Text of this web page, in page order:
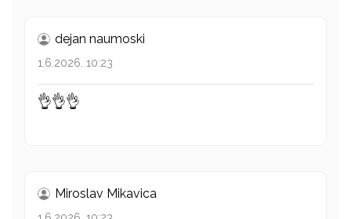
dejan naumoski
1.6.2026. 10:23
👌👌👌
Miroslav Mikavica